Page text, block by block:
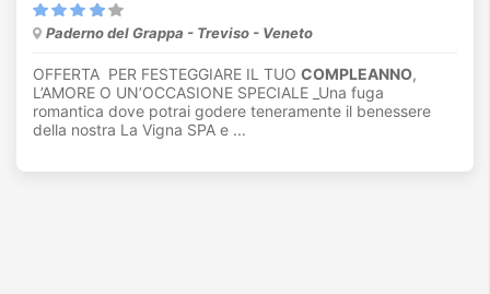
Paderno del Grappa - Treviso - Veneto
OFFERTA PER FESTEGGIARE IL TUO COMPLEANNO,
L’AMORE O UN’OCCASIONE SPECIALE _Una fuga
romantica dove potrai godere teneramente il benessere
della nostra La Vigna SPA e ...